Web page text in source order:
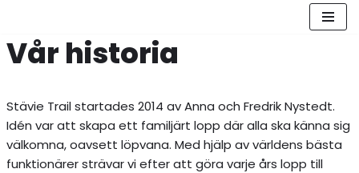
Hoppa
till
Vår historia
Stävie Trail startades 2014 av Anna och Fredrik Nystedt.
Idén var att skapa ett familjärt lopp där alla ska känna sig
välkomna, oavsett löpvana. Med hjälp av världens bästa
funktionärer strävar vi efter att göra varje års lopp till